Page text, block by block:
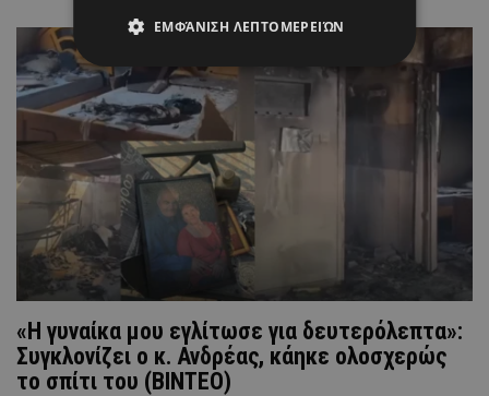
«Η γυναίκα μου εγλίτωσε για δευτερόλεπτα»:
Συγκλονίζει ο κ. Ανδρέας, κάηκε ολοσχερώς
το σπίτι του (ΒΙΝΤΕΟ)
ΕΜΦΆΝΙΣΗ ΛΕΠΤΟΜΕΡΕΙΏΝ